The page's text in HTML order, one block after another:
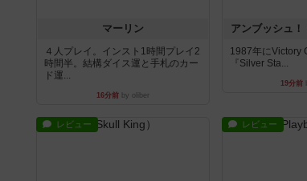
マーリン
４人プレイ。インスト1時間プレイ2
時間半。結構ダイス運と手札のカー
ド運...
16分前 by oliber
アンブッシュ
1987年にVictory
『Silver Sta...
19分前
レビュー レビュー